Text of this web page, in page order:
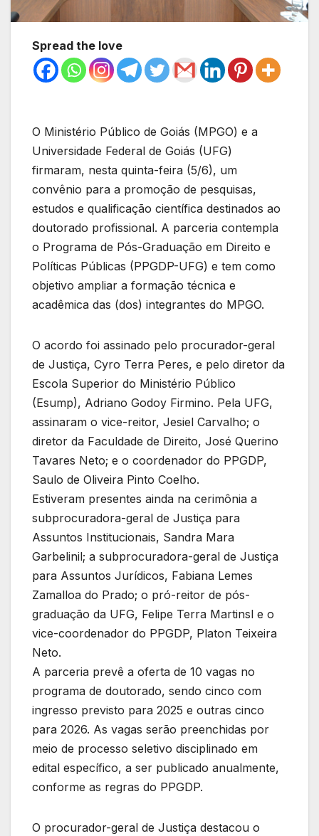
Spread the love
O Ministério Público de Goiás (MPGO) e a
Universidade Federal de Goiás (UFG)
firmaram, nesta quinta-feira (5/6), um
convênio para a promoção de pesquisas,
estudos e qualificação científica destinados ao
doutorado profissional. A parceria contempla
o Programa de Pós-Graduação em Direito e
Políticas Públicas (PPGDP-UFG) e tem como
objetivo ampliar a formação técnica e
acadêmica das (dos) integrantes do MPGO.
O acordo foi assinado pelo procurador-geral
de Justiça, Cyro Terra Peres, e pelo diretor da
Escola Superior do Ministério Público
(Esump), Adriano Godoy Firmino. Pela UFG,
assinaram o vice-reitor, Jesiel Carvalho; o
diretor da Faculdade de Direito, José Querino
Tavares Neto; e o coordenador do PPGDP,
Saulo de Oliveira Pinto Coelho.
Estiveram presentes ainda na cerimônia a
subprocuradora-geral de Justiça para
Assuntos Institucionais, Sandra Mara
Garbelinil; a subprocuradora-geral de Justiça
para Assuntos Jurídicos, Fabiana Lemes
Zamalloa do Prado; o pró-reitor de pós-
graduação da UFG, Felipe Terra Martinsl e o
vice-coordenador do PPGDP, Platon Teixeira
Neto.
A parceria prevê a oferta de 10 vagas no
programa de doutorado, sendo cinco com
ingresso previsto para 2025 e outras cinco
para 2026. As vagas serão preenchidas por
meio de processo seletivo disciplinado em
edital específico, a ser publicado anualmente,
conforme as regras do PPGDP.
O procurador-geral de Justiça destacou o